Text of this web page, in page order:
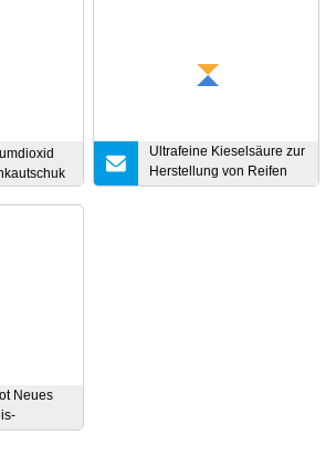
Ultrafeine Kieselsäure zur
Herstellung von Reifen
und anderen
Neues
Teile